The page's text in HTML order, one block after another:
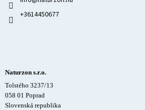
+3614450677
Naturzon s.r.o.
Tolstého 3237/13
058 01 Poprad
Slovenská republika